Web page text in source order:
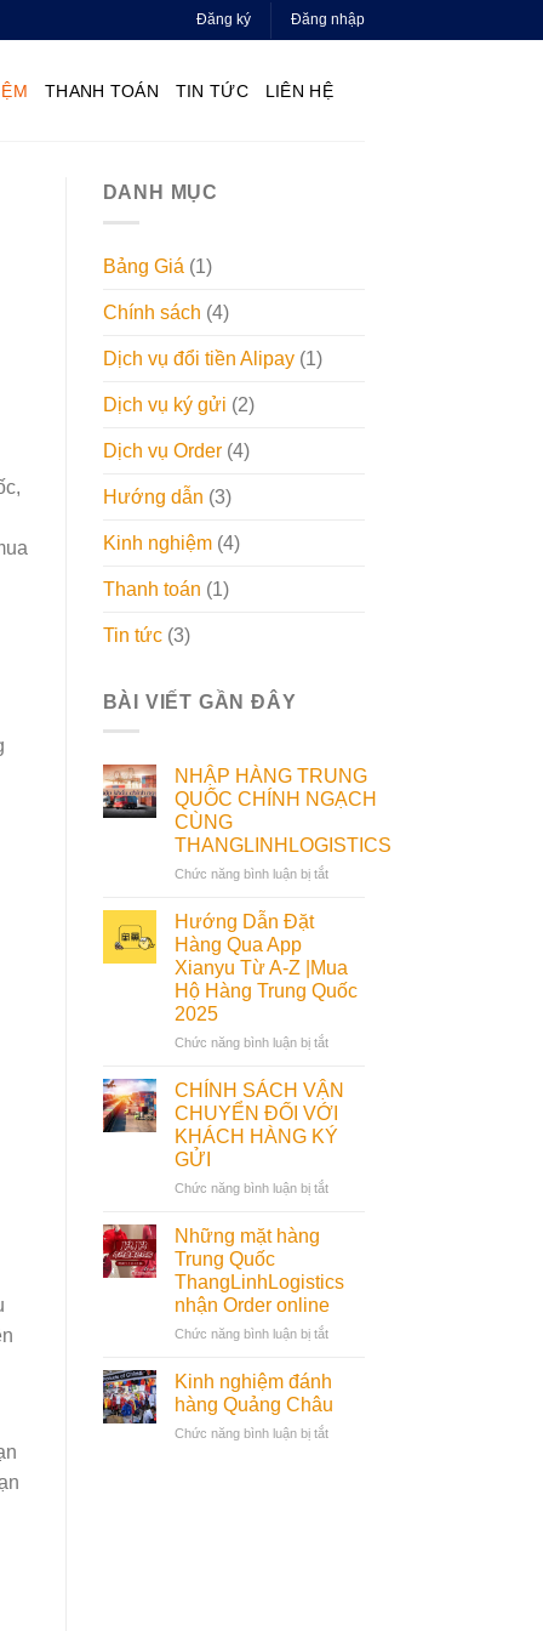
Đăng ký Đăng nhập
THANH TOÁN TIN TỨC LIÊN HỆ
DANH MỤC
Bảng Giá (1)
Chính sách (4)
Dịch vụ đổi tiền Alipay(1)
Dịch vụ ký gửi (2)
Dịch vụ Order(4)
Hướng dẫn (3)
Kinh nghiệm(4)
Thanh toán (1)
Tin tức(3)
BÀI VIẾT GẦN ĐÂY
NHẬP HÀNG TRUNG
QUỐC CHÍNH NGẠCH
CÙNG
THANGLINHLOGISTICS
Chức năng bình luận bị tắtở
CHÍNH
NGẠCH
THANGLINHLOGISTICS
Hướng Dẫn Đặt
Hàng Qua App
Xianyu Từ A-Z |Mua
Hộ Hàng Trung Quốc
2025
Chức năng bình luận bị tắtở
Dẫn
Đặt
Hàng
Qua
Xianyu
Hộ
Hàng
Trung
CHÍNH SÁCH VẬN
CHUYỂN ĐỐI VỚI
KHÁCH HÀNG KÝ
GỬI
Chức năng bình luận bị tắtở
ĐỐI
VỚI
KHÁCH
GỬI
Những mặt hàng
Trung Quốc
ThangLinhLogistics
nhận Order online
Chức năng bình luận bị tắtở
Trung
Quốc
Kinh nghiệm đánh
hàng Quảng Châu
Chức năng bình luận bị tắtở